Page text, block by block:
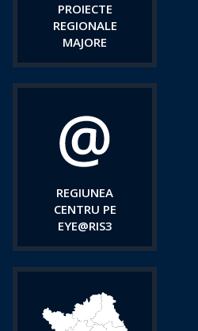
PROIECTE
REGIONALE
MAJORE
REGIUNEA
CENTRU PE
EYE@RIS3